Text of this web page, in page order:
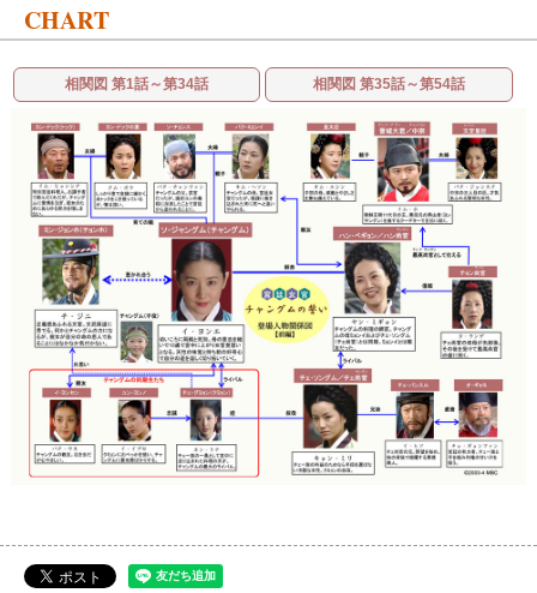
CHART
相関図 第1話～第34話 相関図 第35話～第54話